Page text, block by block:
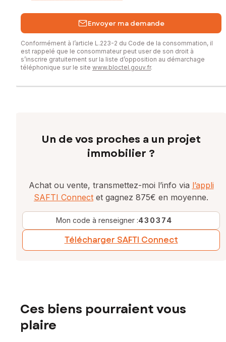
Envoyer ma demande
Conformément à l’article L.223-2 du Code de la consommation, il
est rappelé que le consommateur peut user de son droit à
s’inscrire gratuitement sur la liste d’opposition au démarchage
téléphonique sur le site www.bloctel.gouv.fr.
Un de vos proches a un projet
immobilier ?
Achat ou vente, transmettez-moi l’info via l’appli
SAFTI Connect et gagnez 875€ en moyenne.
Mon code à renseigner :430374
Télécharger SAFTI Connect
Ces biens pourraient vous
plaire